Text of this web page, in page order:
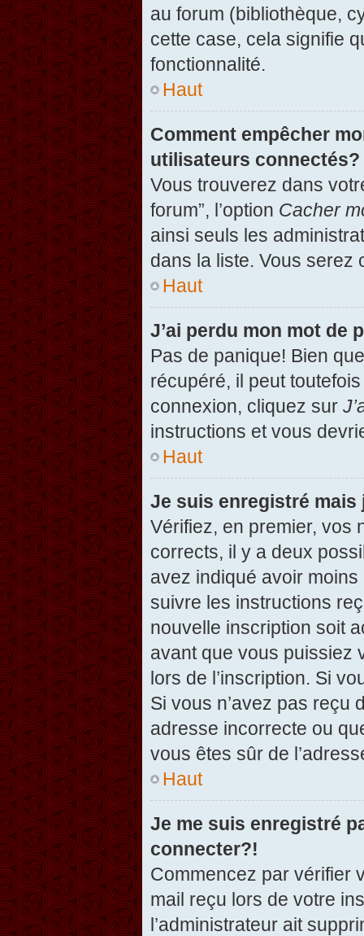
au forum (bibliothèque,
cette case, cela signifie
fonctionnalité.
Haut
Comment empêcher
utilisateurs connectés?
Vous trouverez dans
forum”, l’option Cacher
ainsi seuls les
dans la liste. Vous serez
Haut
J’ai perdu mon mot de
Pas de panique! Bien
récupéré, il peut
connexion, cliquez sur
instructions et vous
Haut
Je suis enregistré mais
Vérifiez, en premier, vos
corrects, il y a deux
avez indiqué avoir
suivre les instructions
nouvelle inscription soit
avant que vous puissiez
lors de l’inscription. Si
Si vous n’avez pas reçu
adresse incorrecte ou
vous êtes sûr de
Haut
Je me suis enregistré
connecter?!
Commencez par vérifier
mail reçu lors de votre
l’administrateur ait